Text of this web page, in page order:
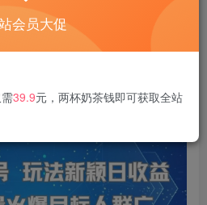
益500+ 流量火爆目标人群广
会员大促
39.9元，两杯奶茶钱即可获取全站